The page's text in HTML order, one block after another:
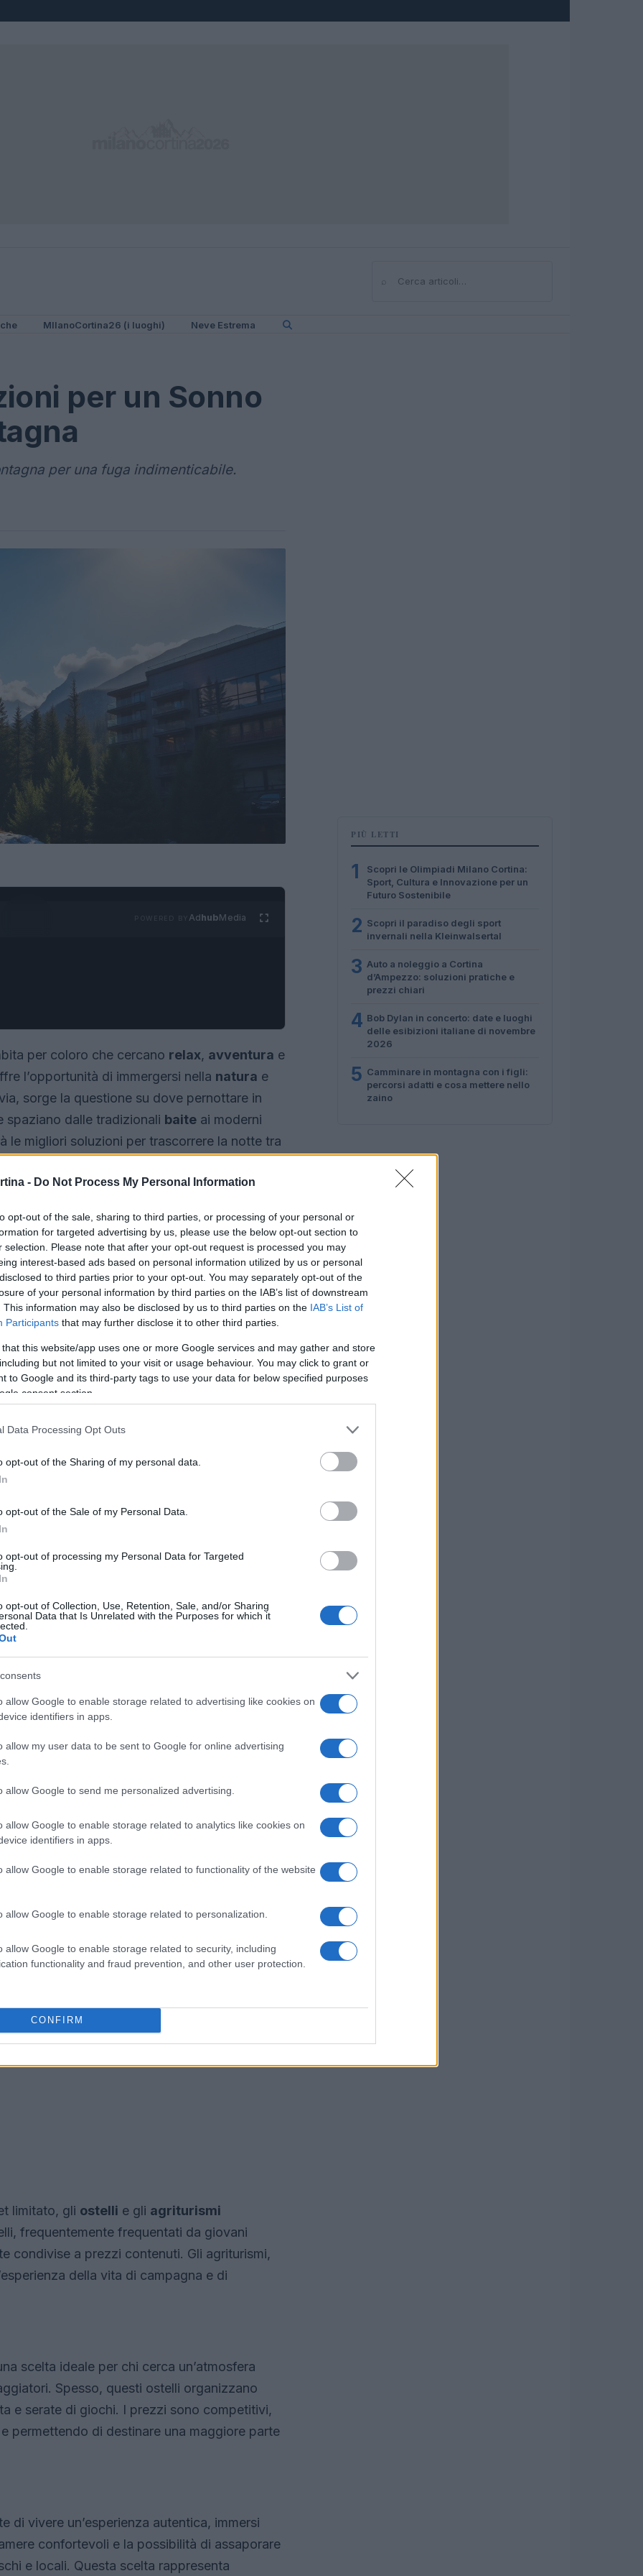
- Do Not Process My Personal Information
opt-out of the sale, sharing to third parties, or processing of your personal or
for targeted advertising by us, please use the below opt-out section to
selection. Please note that after your opt-out request is processed you may
interest-based ads based on personal information utilized by us or personal
to third parties prior to your opt-out. You may separately opt-out of the
of your personal information by third parties on the IAB’s list of downstream
This information may also be disclosed by us to third parties on the IAB’s List of
Participants that may further disclose it to other third parties.
that this website/app uses one or more Google services and may gather and store
but not limited to your visit or usage behaviour. You may click to grant or
to Google and its third-party tags to use your data for below specified purposes
consent section.
Data Processing Opt Outs
opt-out of the Sharing of my personal data.
opt-out of the Sale of my Personal Data.
opt-out of processing my Personal Data for Targeted
opt-out of Collection, Use, Retention, Sale, and/or Sharing
Data that Is Unrelated with the Purposes for which it
allow Google to enable storage related to advertising like cookies on
identifiers in apps.
allow my user data to be sent to Google for online advertising
allow Google to send me personalized advertising.
allow Google to enable storage related to analytics like cookies on
identifiers in apps.
allow Google to enable storage related to functionality of the website
allow Google to enable storage related to personalization.
allow Google to enable storage related to security, including
functionality and fraud prevention, and other user protection.
CONFIRM
⌕Cerca
MIlanoCortina26 (i luoghi) Neve Estrema
per un Sonno
per una fuga indimenticabile.
AdhubMedia
per coloro che cercano relax, avventura e
l’opportunità di immergersi nella natura e
sorge la questione su dove pernottare in
spaziano dalle tradizionali baite ai moderni
le migliori soluzioni per trascorrere la notte tra
dormire in montagna, le opzioni sono
di esperienza che si desidera vivere. Ogni
unici.
glihotel di lussorappresentano la scelta
spa e ristoranti gourmet, spesso
hotel, come il
sci e numerose attività all’aperto.
chalets
risultano particolarmente adatti.
sono immerse nella natura e offrono
per famiglie o gruppi di amici che
queste sistemazioni sono dotate di camini e
di preparare pasti in un contesto
limitato, gli ostelli e gli agriturismi
frequentemente frequentati da giovani
condivise a prezzi contenuti. Gli agriturismi,
della vita di campagna e di
scelta ideale per chi cerca un’atmosfera
Spesso, questi ostelli organizzano
e serate di giochi. I prezzi sono competitivi,
permettendo di destinare una maggiore parte
di vivere un’esperienza autentica, immersi
confortevoli e la possibilità di assaporare
e locali. Questa scelta rappresenta
PIÙ LETTI
1
Scopri le Olimpiadi Milano Cortina:
Sport, Cultura e Innovazione per un
Futuro Sostenibile
2 Scopri il paradiso degli sport
invernali nella Kleinwalsertal
3 Auto a noleggio a Cortina
d’Ampezzo: soluzioni pratiche e
prezzi chiari
4 Bob Dylan in concerto: date e luoghi
delle esibizioni italiane di novembre
2026
5 Camminare in montagna con i figli:
percorsi adatti e cosa mettere nello
zaino